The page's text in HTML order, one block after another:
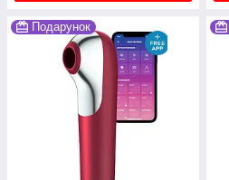
Подарунок